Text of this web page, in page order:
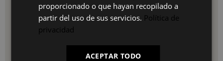
Ventajas de este Aparador:
Organiza y oculta objetos manteniendo el orden visual
Cierre suave y silencioso en todas las puertas
proporcionado o que hayan recopilado a
partir del uso de sus servicios. Política de
privacidad
ACEPTAR TODO